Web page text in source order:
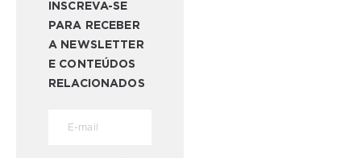
INSCREVA-SE
PARA RECEBER
A NEWSLETTER
E CONTEÚDOS
RELACIONADOS